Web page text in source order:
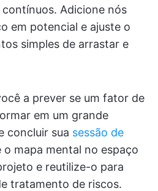
Adicione nós
em potencial e ajuste o
simples de arrastar e
a prever se um fator de
em um grande
concluir sua sessão de
o mapa mental no espaço
e reutilize-o para
tratamento de riscos.